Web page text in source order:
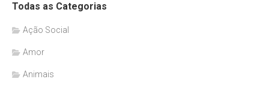
Todas as Categorias
Ação Social
Amor
Animais